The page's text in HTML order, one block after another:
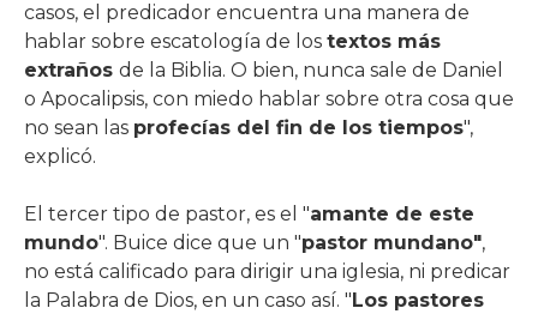
casos, el predicador encuentra una manera de
hablar sobre escatología de los textos más
extraños de la Biblia. O bien, nunca sale de Daniel
o Apocalipsis, con miedo hablar sobre otra cosa que
no sean las profecías del fin de los tiempos",
explicó.
El tercer tipo de pastor, es el "amante de este
mundo". Buice dice que un "pastor mundano",
no está calificado para dirigir una iglesia, ni predicar
la Palabra de Dios, en un caso así. "Los pastores